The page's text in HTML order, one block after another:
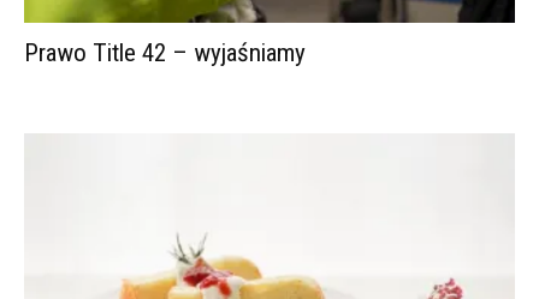
Prawo Title 42 – wyjaśniamy